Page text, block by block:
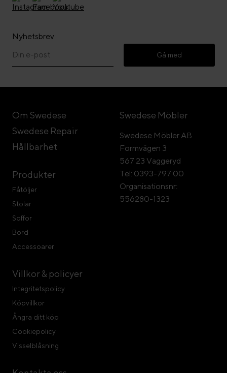
Nyhetsbrev
Gå med
Om Swedese
Swedese Repair
Hållbarhet
Produkter
Fåtöljer
Stolar
Soffor
Bord
Accessoarer
Villkor & policyer
Integritetspolicy
Köpvillkor
Ångra ditt köp
Cookiepolicy
Visselblåsning
Swedese Möbler
Swedese Möbler AB
Formvägen 3
567 23 Vaggeryd
Tel: 0393-797 00
Organisationsnr:
556280-1323